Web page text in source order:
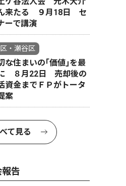
来たる ９月18日 セ
ーで講演
・瀬谷区
な住まいの｢価値｣を最
８月22日 売却後の
資金までＦＰがトータ
案
て見る
告